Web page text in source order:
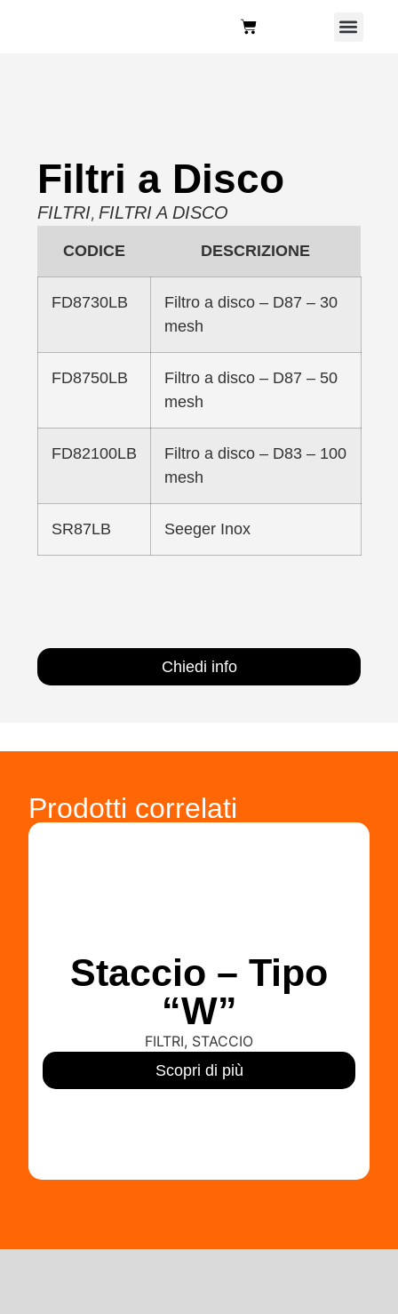
Filtri a Disco
FILTRI, FILTRI A DISCO
CODICE DESCRIZIONE
FD8730LB
Filtro a disco – D87 – 30
mesh
FD8750LB
Filtro a disco – D87 – 50
mesh
FD82100LB
Filtro a disco – D83 – 100
mesh
SR87LB Seeger Inox
Chiedi info
Prodotti correlati
Staccio – Tipo
“W”
FILTRI, STACCIO
Scopri di più